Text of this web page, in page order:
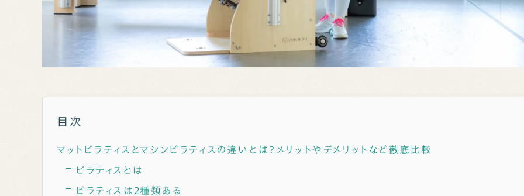
目次
マットピラティスとマシンピラティスの違いとは？メリットやデメリットなど徹底比較
ピラティスとは
ピラティスは２種類ある